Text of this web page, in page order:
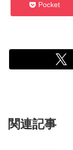
Pocket
関連記事